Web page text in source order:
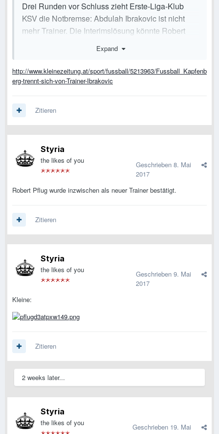
Drei Runden vor Schluss zieht Erste-Liga-Klub
KSV die Notbremse: Abdulah Ibrakovic ist nicht
mehr Trainer. Die Interimslösung könnte Robert
Vier-Punkte-Abzuges) in den Abstiegskampf abgerutscht, hat
in den 15 Frühjahrsrunden nur zwei Siege gefeiert und ist das
Lager der Falken große Ratlosigkeit breit. Das Fass zum
Heute trennte man sich einvernehmlich, wie der KSV bekannt
gab. "Es war ein gutes, vernünftiges Gespräch", sagt KSV-
Obmann Günter Krenn. Für die letzten drei Runden sucht man
"einen neuen Motivationsschub" und einen Trainer. Erster
Expand
http://www.kleinezeitung.at/sport/fussball/5213963/Fussball_Kapfenb
erg-trennt-sich-von-Trainer-Ibrakovic
Zitieren
Styria
the likes of you Geschrieben 8. Mai
2017
Robert Pflug wurde inzwischen als neuer Trainer bestätigt.
Zitieren
Styria
the likes of you Geschrieben 9. Mai
2017
Kleine:
Zitieren
2 weeks later...
Styria
the likes of you Geschrieben 19. Mai